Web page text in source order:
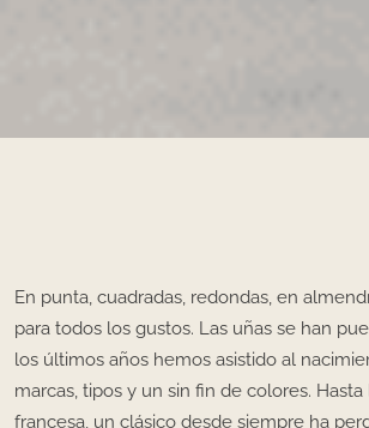
En punta, cuadradas, redondas, en
para todos los gustos. Las uñas se han
los últimos años hemos asistido al
marcas, tipos y un sin fin de colores.
francesa, un clásico desde siempre ha